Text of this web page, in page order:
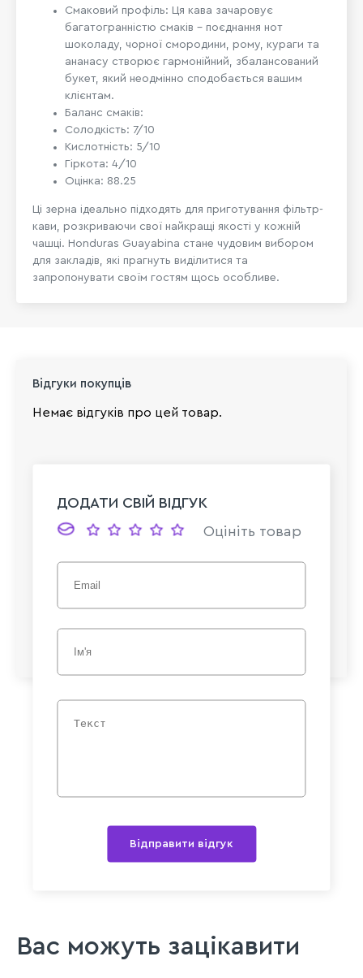
Смаковий профіль: Ця кава зачаровує
багатогранністю смаків – поєднання нот
шоколаду, чорної смородини, рому, кураги та
ананасу створює гармонійний, збалансований
букет, який неодмінно сподобається вашим
клієнтам.
Баланс смаків:
Солодкість: 7/10
Кислотність: 5/10
Гіркота: 4/10
Оцінка: 88.25
Ці зерна ідеально підходять для приготування фільтр-
кави, розкриваючи свої найкращі якості у кожній
чашці. Honduras Guayabina стане чудовим вибором
для закладів, які прагнуть виділитися та
запропонувати своїм гостям щось особливе.
Відгуки покупців
Немає відгуків про цей товар.
ДОДАТИ СВІЙ ВІДГУК
Оцініть товар
Відправити відгук
Вас можуть зацікавити